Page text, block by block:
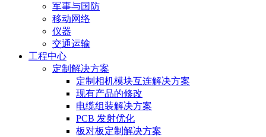
军事与国防
移动网络
仪器
交通运输
工程中心
定制解决方案
定制相机模块互连解决方案
现有产品的修改
电缆组装解决方案
PCB 发射优化
板对板定制解决方案